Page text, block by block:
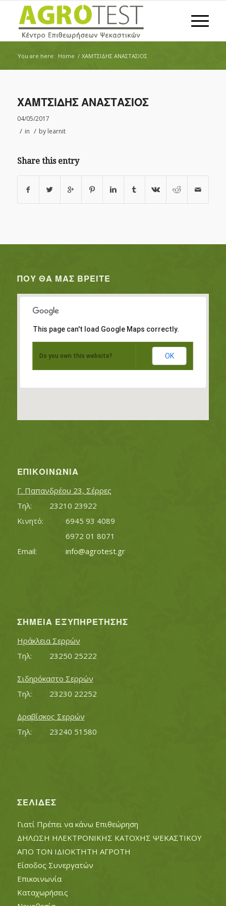
You are here: Home / ΧΑΜΤΣΙΔΗΣ ΑΝΑΣΤΑΣΙΟΣ
ΧΑΜΤΣΙΔΗΣ ΑΝΑΣΤΑΣΙΟΣ
04/05/2017
/ in / by learnit
Share this entry
ΠΟΥ ΘΑ ΜΑΣ ΒΡΕΊΤΕ
This page can't load Google Maps correctly.
Do you own this website? OK
ΕΠΙΚΟΙΝΩΝΊΑ
Γ. Παπανδρέου 23, Σέρρες
Τηλ:		23210 23922
Κινητό:		6945 93 4089
			6972 01 8071
info@agrotest.gr
ΣΗΜΕΊΑ ΕΞΥΠΗΡΈΤΗΣΗΣ
Ηράκλεια Σερρών
Τηλ:		23250 25222
Σιδηρόκαστο Σερρών
Τηλ:		23230 22252
Δραβίσκος Σερρών
Τηλ:		23240 51580
ΣΕΛΊΔΕΣ
Γιατί Πρέπει να κάνω Επιθεώρηση
ΔΗΛΩΣΗ ΗΛΕΚΤΡΟΝΙΚΗΣ ΚΑΤΟΧΗΣ ΨΕΚΑΣΤΙΚΟΥ
ΑΠΟ ΤΟΝ ΙΔΙΟΚΤΗΤΗ ΑΓΡΟΤΗ
Είσοδος Συνεργατών
Επικοινωνία
Καταχωρήσεις